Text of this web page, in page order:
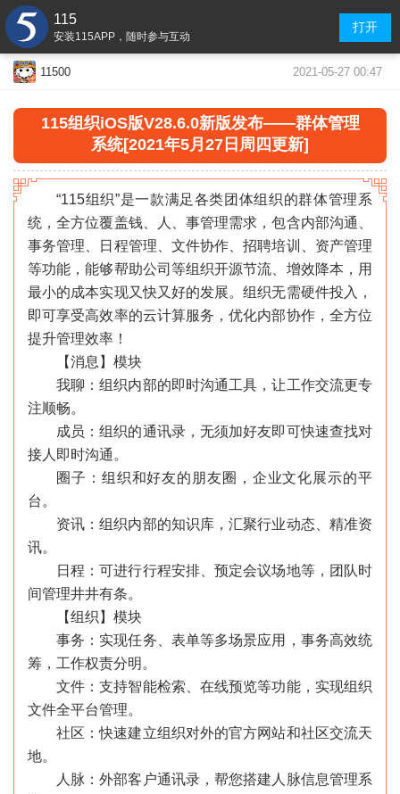
115
安装115APP，随时参与互动
打开
11500 2021-05-27 00:47
115组织iOS版V28.6.0新版发布——群体管理
系统[2021年5月27日周四更新]
“115组织”是一款满足各类团体组织的群体管理系
统，全方位覆盖钱、人、事管理需求，包含内部沟通、
事务管理、日程管理、文件协作、招聘培训、资产管理
等功能，能够帮助公司等组织开源节流、增效降本，用
最小的成本实现又快又好的发展。组织无需硬件投入，
即可享受高效率的云计算服务，优化内部协作，全方位
提升管理效率！
【消息】模块
我聊：组织内部的即时沟通工具，让工作交流更专
注顺畅。
成员：组织的通讯录，无须加好友即可快速查找对
接人即时沟通。
圈子：组织和好友的朋友圈，企业文化展示的平
台。
资讯：组织内部的知识库，汇聚行业动态、精准资
讯。
日程：可进行行程安排、预定会议场地等，团队时
间管理井井有条。
【组织】模块
事务：实现任务、表单等多场景应用，事务高效统
筹，工作权责分明。
文件：支持智能检索、在线预览等功能，实现组织
文件全平台管理。
社区：快速建立组织对外的官方网站和社区交流天
地。
人脉：外部客户通讯录，帮您搭建人脉信息管理系
»